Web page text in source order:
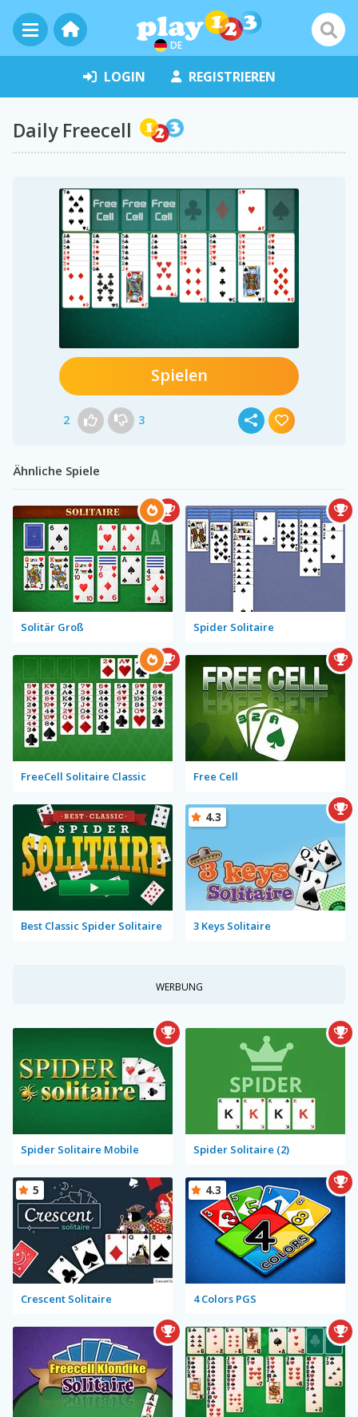
DE
LOGIN REGISTRIEREN
Daily Freecell
Spielen
2 3
Ähnliche Spiele
Solitär Groß Spider Solitaire
FreeCell Solitaire Classic Free Cell
Best Classic Spider Solitaire 3 Keys Solitaire
4.3
WERBUNG
Spider Solitaire Mobile Spider Solitaire (2)
Crescent Solitaire
5
4 Colors PGS
4.3